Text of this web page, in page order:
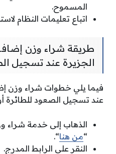
المسموح.
اتباع تعليمات النظام
طريقة شراء وزن
الجزيرة عند تسجيل
فيما يلي خطوات شراء وزن
عند تسجيل الصعود للطائرة
الذهاب إلى خدمة شراء
“من هنا“.
النقر على الرابط المدرج.